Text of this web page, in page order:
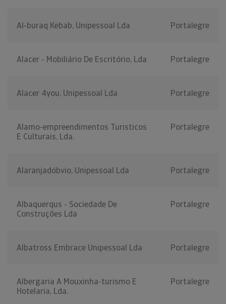
Al-buraq Kebab, Unipessoal Lda Portalegre
Alacer - Mobiliário De Escritório, Lda Portalegre
Alacer 4you, Unipessoal Lda Portalegre
Alamo-empreendimentos Turisticos
E Culturais, Lda.
Portalegre
Alaranjadóbvio, Unipessoal Lda Portalegre
Albaquerqus - Sociedade De
Construções Lda
Portalegre
Albatross Embrace Unipessoal Lda Portalegre
Albergaria A Mouxinha-turismo E
Hotelaria, Lda.
Portalegre